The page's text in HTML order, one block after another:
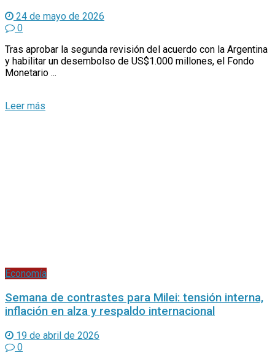
24 de mayo de 2026
0
Tras aprobar la segunda revisión del acuerdo con la Argentina
y habilitar un desembolso de US$1.000 millones, el Fondo
Monetario ...
Economía
Semana de contrastes para Milei: tensión interna,
inflación en alza y respaldo internacional
19 de abril de 2026
0